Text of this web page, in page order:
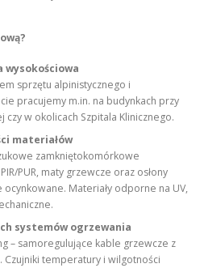
wysokościowa
sprzętu alpinistycznego i
pracujemy m.in. na budynkach przy
czy w okolicach Szpitala Klinicznego.
materiałów
zamkniętokomórkowe
PUR, maty grzewcze oraz osłony
Materiały odporne na UV,
systemów ogrzewania
– samoregulujące kable grzewcze z
temperatury i wilgotności